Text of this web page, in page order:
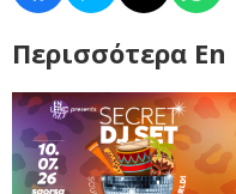
Περισσότερα